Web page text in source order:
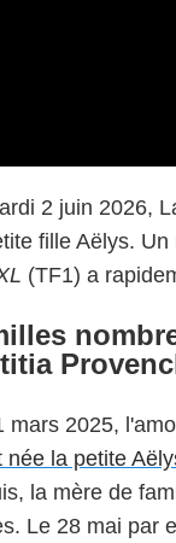
2 juin 2026,
fille Aëlys.
(TF1) a
mars 2025,
née la petite
la mère de
Le 28 mai par